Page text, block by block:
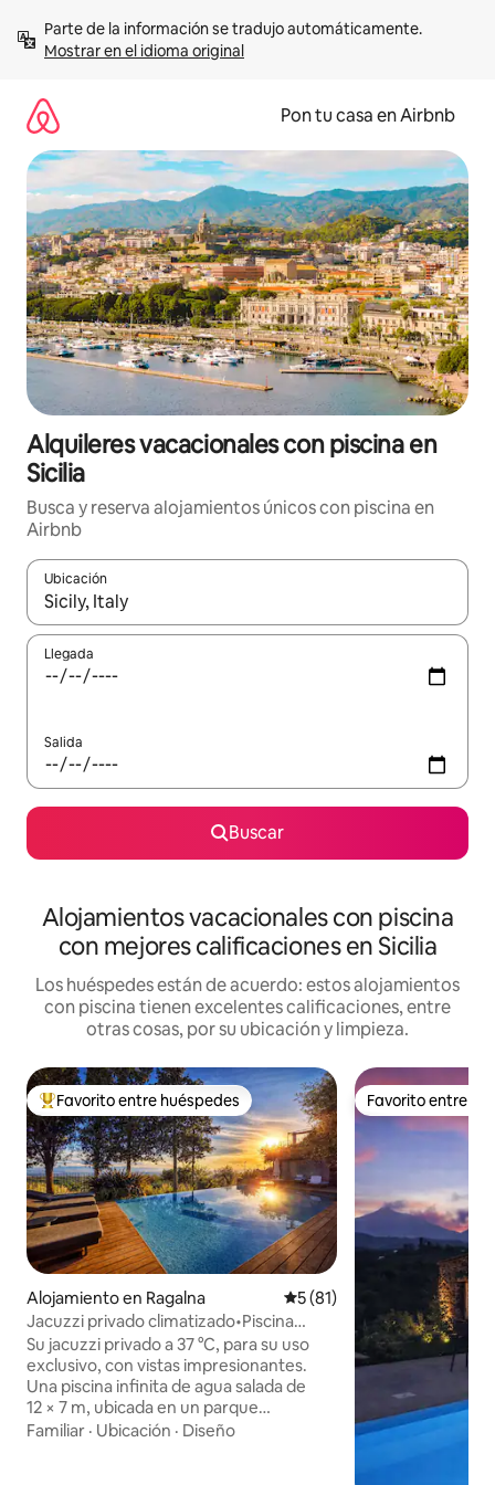
contenidoMostrar en el idioma original
Pon tu casa en Airbnb
Alquileres vacacionales con piscina en
Sicilia
Busca y reserva alojamientos únicos con piscina en
Airbnb
Ubicación
Cuando los resultados estén disponibles, navega con las
Llegada
Salida
Buscar
Alojamientos vacacionales con piscina
con mejores calificaciones en Sicilia
Los huéspedes están de acuerdo: estos alojamientos
con piscina tienen excelentes calificaciones, entre
otras cosas, por su ubicación y limpieza.
Favorito entre huéspedes preferido
Favorito entre huéspedes
Alojamiento en Ragalna Calificación promedio: 5 de
5 (81)
Jacuzzi privado climatizado•Piscina
infinita•Rahal Luxury
Su jacuzzi privado a 37 °C, para su uso
exclusivo, con vistas impresionantes.
Una piscina infinita de agua salada de
12 × 7 m, ubicada en un parque
mediterráneo de 4000 m², con una zona
Familiar · Ubicación · Diseño
Favorito entre
Favorito entre